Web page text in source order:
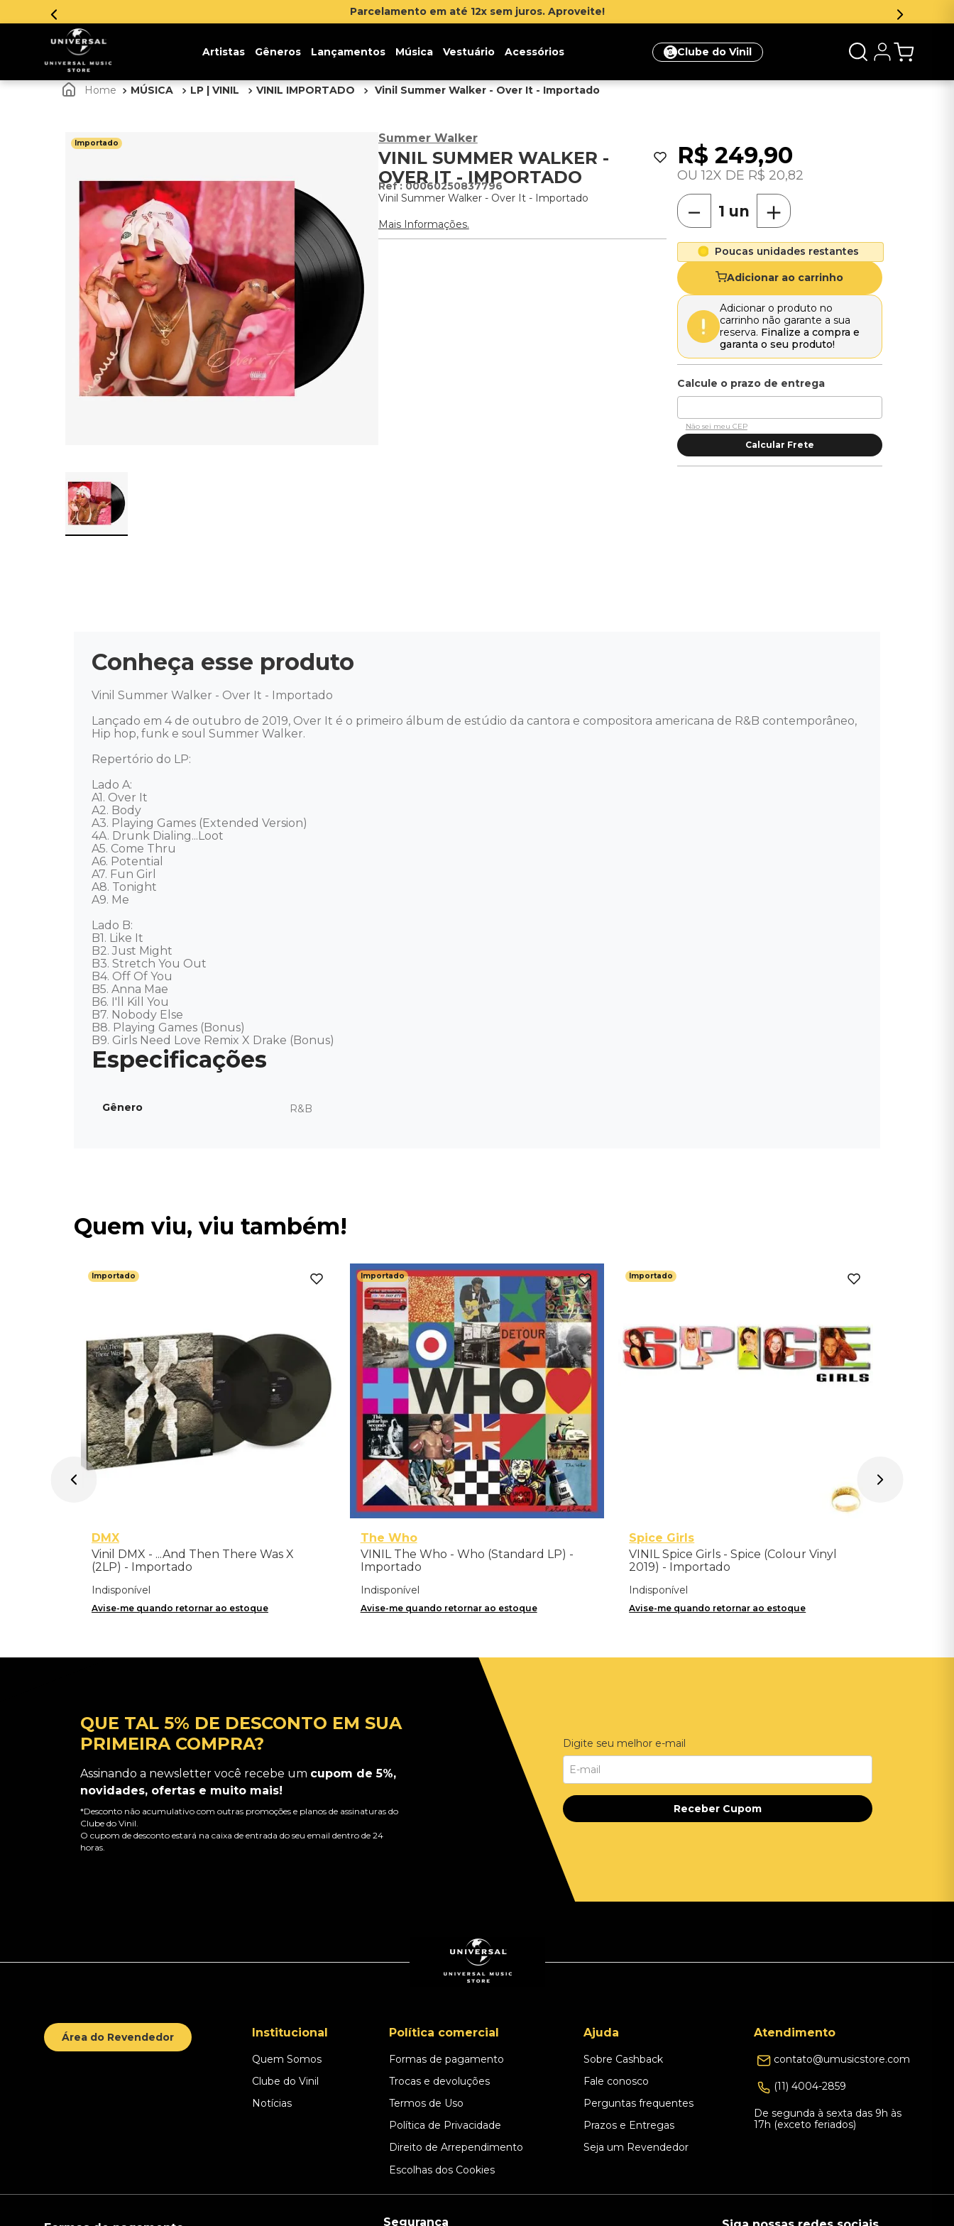
Parcelamento em até 12x sem juros. Aproveite!
Artistas Gêneros Lançamentos Música Vestuário Acessórios Clube do Vinil
MÚSICA LP | VINIL VINIL IMPORTADO Vinil Summer Walker - Over It - Importado
Importado Summer Walker
VINIL SUMMER WALKER -
OVER IT - IMPORTADO
: 00060250837796
Vinil Summer Walker - Over It - Importado
Mais Informações.
R$ 249,90
12 R$ 20,82
＋
－
Poucas unidades restantes
Adicionar ao carrinho
Adicionar o produto no
carrinho não garante a sua
reserva. Finalize a compra e
garanta o seu produto!
Não sei meu CEP
Conheça esse produto
Vinil Summer Walker - Over It - Importado
Lançado em 4 de outubro de 2019, Over It é o primeiro álbum de estúdio da cantora e compositora americana de R&B contemporâneo,
Hip hop, funk e soul Summer Walker.
Repertório do LP:
Lado A:
A1. Over It
A2. Body
A3. Playing Games (Extended Version)
4A. Drunk Dialing...Loot
A5. Come Thru
A6. Potential
A7. Fun Girl
A8. Tonight
A9. Me
Lado B:
B1. Like It
B2. Just Might
B3. Stretch You Out
B4. Off Of You
B5. Anna Mae
B6. I'll Kill You
B7. Nobody Else
B8. Playing Games (Bonus)
B9. Girls Need Love Remix X Drake (Bonus)
Gênero R&B
Quem viu, viu também!
Importado
DMX
Vinil DMX - ...And Then There Was X
(2LP) - Importado
Indisponível
Avise-me quando retornar ao estoque
Importado
The Who
VINIL The Who - Who (Standard LP) -
Importado
Indisponível
Avise-me quando retornar ao estoque
Importado
Spice Girls
VINIL Spice Girls - Spice (Colour Vinyl
2019) - Importado
Indisponível
Avise-me quando retornar ao estoque
QUE TAL 5% DE DESCONTO EM SUA
PRIMEIRA COMPRA?
Assinando a newsletter você recebe um cupom de 5%,
novidades, ofertas e muito mais!
*Desconto não acumulativo com outras promoções e planos de assinaturas do
Clube do Vinil.
O cupom de desconto estará na caixa de entrada do seu email dentro de 24
horas.
Digite seu melhor e-mail
Receber Cupom
Área do Revendedor Institucional
Quem Somos
Clube do Vinil
Notícias
Política comercial
Formas de pagamento
Trocas e devoluções
Termos de Uso
Política de Privacidade
Direito de Arrependimento
Escolhas dos Cookies
Ajuda
Sobre Cashback
Fale conosco
Perguntas frequentes
Prazos e Entregas
Seja um Revendedor
Atendimento
contato@umusicstore.com
(11) 4004-2859
De segunda à sexta das 9h às
17h (exceto feriados)
Segurança